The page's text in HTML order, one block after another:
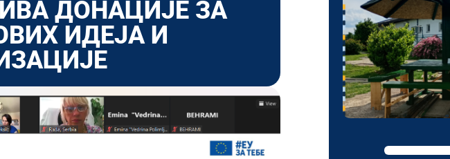
ДОНАЦИЈE ЗА
ИДЕЈА И